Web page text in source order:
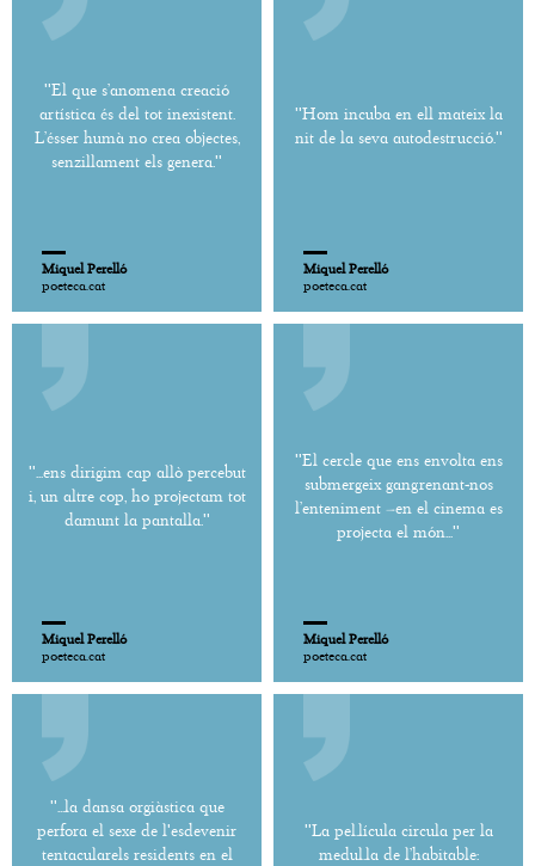
''El que s’anomena creació
artística és del tot inexistent.
L’ésser humà no crea objectes,
senzillament els genera.''
Miquel Perelló
poeteca.cat
''Hom incuba en ell mateix la
nit de la seva autodestrucció.''
Miquel Perelló
poeteca.cat
''...ens dirigim cap allò percebut
i, un altre cop, ho projectam tot
damunt la pantalla.''
Miquel Perelló
poeteca.cat
''El cercle que ens envolta ens
submergeix gangrenant-nos
l’enteniment –en el cinema es
projecta el món...''
Miquel Perelló
poeteca.cat
''...la dansa orgiàstica que
perfora el sexe de l'esdevenir
tentacularels residents en el
''La pel.lícula circula per la
medul.la de l’habitable: